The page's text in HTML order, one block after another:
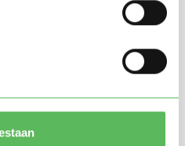
oppassers en